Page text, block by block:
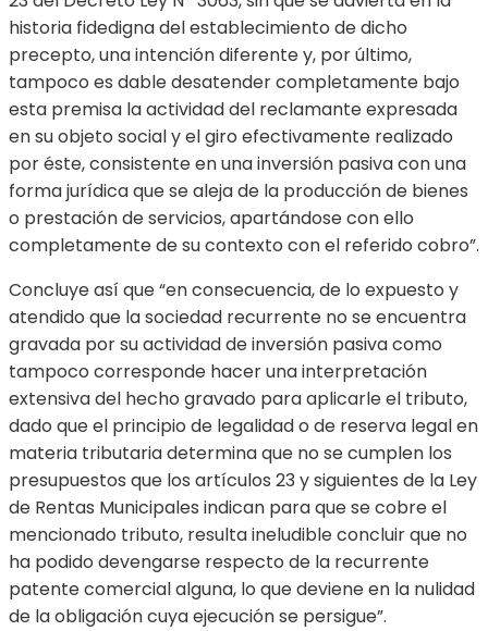
historia fidedigna del establecimiento de dicho
precepto, una intención diferente y, por último,
tampoco es dable desatender completamente bajo
esta premisa la actividad del reclamante expresada
en su objeto social y el giro efectivamente realizado
por éste, consistente en una inversión pasiva con una
forma jurídica que se aleja de la producción de bienes
o prestación de servicios, apartándose con ello
completamente de su contexto con el referido cobro”.
Concluye así que “en consecuencia, de lo expuesto y
atendido que la sociedad recurrente no se encuentra
gravada por su actividad de inversión pasiva como
tampoco corresponde hacer una interpretación
extensiva del hecho gravado para aplicarle el tributo,
dado que el principio de legalidad o de reserva legal en
materia tributaria determina que no se cumplen los
presupuestos que los artículos 23 y siguientes de la Ley
de Rentas Municipales indican para que se cobre el
mencionado tributo, resulta ineludible concluir que no
ha podido devengarse respecto de la recurrente
patente comercial alguna, lo que deviene en la nulidad
de la obligación cuya ejecución se persigue”.